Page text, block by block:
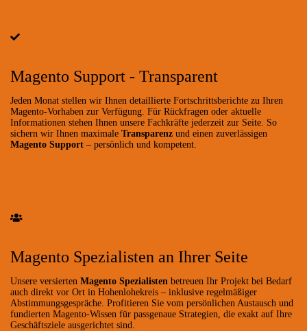
Magento Support - Transparent
Jeden Monat stellen wir Ihnen detaillierte Fortschrittsberichte zu Ihren
Magento-Vorhaben zur Verfügung. Für Rückfragen oder aktuelle
Informationen stehen Ihnen unsere Fachkräfte jederzeit zur Seite. So
sichern wir Ihnen maximale Transparenz und einen zuverlässigen
Magento Support – persönlich und kompetent.
Magento Spezialisten an Ihrer Seite
Unsere versierten Magento Spezialisten betreuen Ihr Projekt bei Bedarf
auch direkt vor Ort in Hohenlohekreis – inklusive regelmäßiger
Abstimmungsgespräche. Profitieren Sie vom persönlichen Austausch und
fundierten Magento-Wissen für passgenaue Strategien, die exakt auf Ihre
Geschäftsziele ausgerichtet sind.